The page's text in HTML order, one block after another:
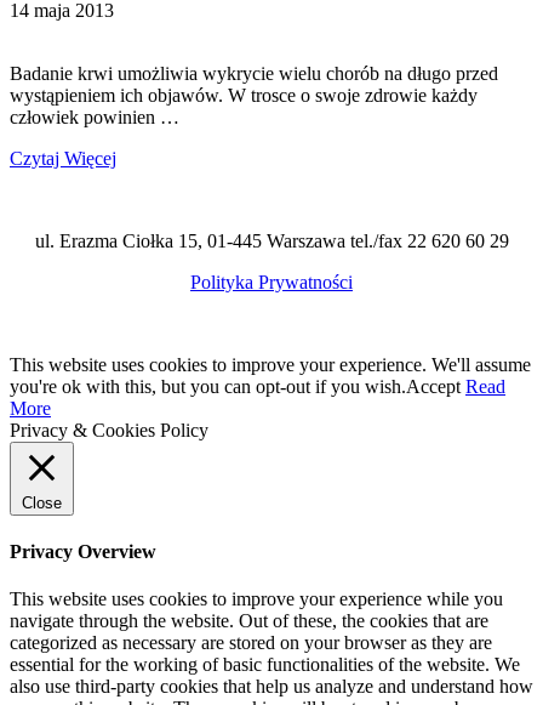
14 maja 2013
Badanie krwi umożliwia wykrycie wielu chorób na długo przed
wystąpieniem ich objawów. W trosce o swoje zdrowie każdy
człowiek powinien …
Czytaj Więcej
ul. Erazma Ciołka 15, 01-445 Warszawa tel./fax 22 620 60 29
Polityka Prywatności
This website uses cookies to improve your experience. We'll assume
you're ok with this, but you can opt-out if you wish.Accept Read
More
Privacy & Cookies Policy
Close
Privacy Overview
This website uses cookies to improve your experience while you
navigate through the website. Out of these, the cookies that are
categorized as necessary are stored on your browser as they are
essential for the working of basic functionalities of the website. We
also use third-party cookies that help us analyze and understand how